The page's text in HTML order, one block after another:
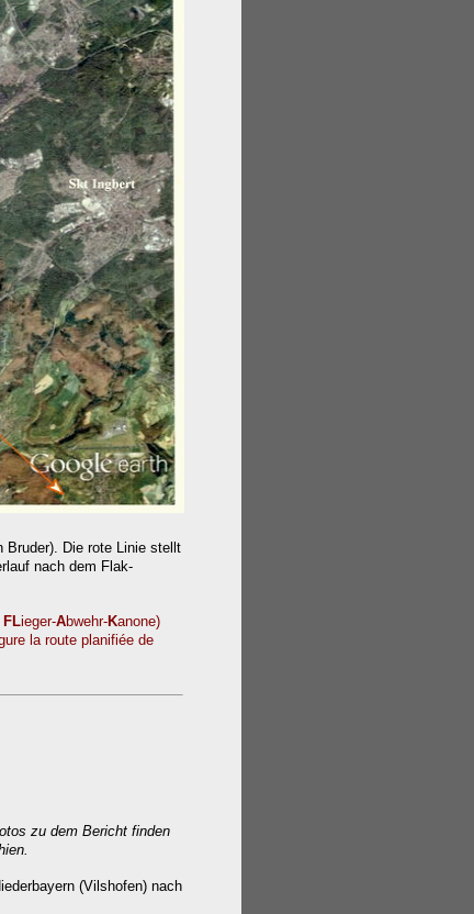
Bruder). Die rote Linie stellt
nach dem Flak-
FLieger-Abwehr-Kanone)
la route planifiée de
zu dem Bericht finden
(Vilshofen) nach